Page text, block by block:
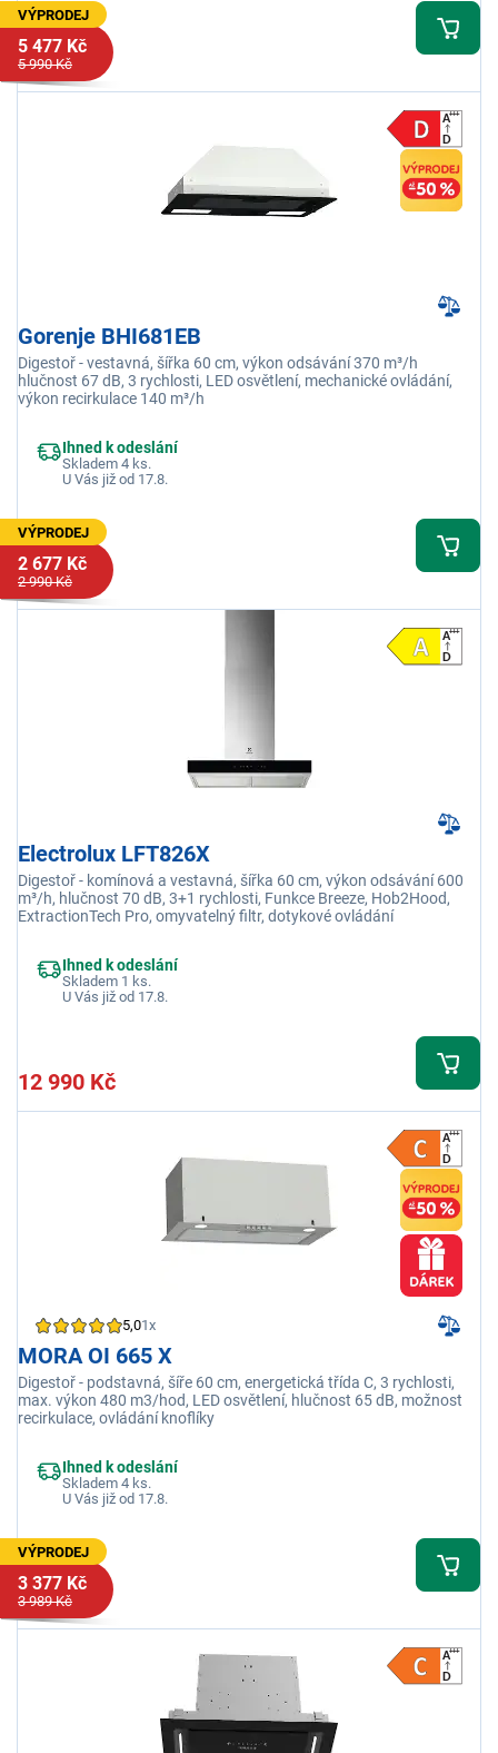
VÝPRODEJ
5 477 Kč
5 990 Kč
Gorenje BHI681EB
Digestoř - vestavná, šířka 60 cm, výkon odsávání 370 m³/h
hlučnost 67 dB, 3 rychlosti, LED osvětlení, mechanické ovládání,
výkon recirkulace 140 m³/h
Ihned k odeslání
Skladem 4 ks.
U Vás již od 17.8.
VÝPRODEJ
2 677 Kč
2 990 Kč
Electrolux LFT826X
Digestoř - komínová a vestavná, šířka 60 cm, výkon odsávání 600
m³/h, hlučnost 70 dB, 3+1 rychlosti, Funkce Breeze, Hob2Hood,
ExtractionTech Pro, omyvatelný filtr, dotykové ovládání
Ihned k odeslání
Skladem 1 ks.
U Vás již od 17.8.
12 990 Kč
5,01x
MORA OI 665 X
Digestoř - podstavná, šíře 60 cm, energetická třída C, 3 rychlosti,
max. výkon 480 m3/hod, LED osvětlení, hlučnost 65 dB, možnost
recirkulace, ovládání knoflíky
Ihned k odeslání
Skladem 4 ks.
U Vás již od 17.8.
VÝPRODEJ
3 377 Kč
3 989 Kč